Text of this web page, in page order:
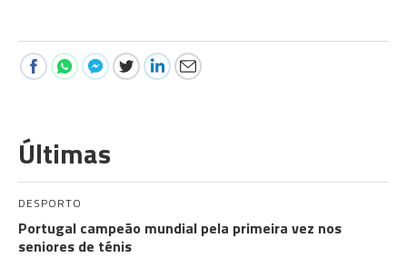
Últimas
DESPORTO
Portugal campeão mundial pela primeira vez nos
seniores de ténis